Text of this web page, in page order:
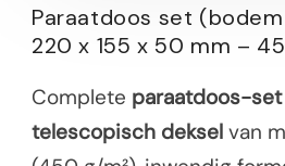
Paraatdoos set
220 x 155 x 50 mm –
Complete paraatdoos-
telescopisch deksel van